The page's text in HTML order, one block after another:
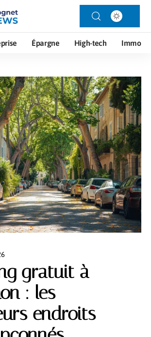
Épargne High-tech Immo
gratuit à
: les
endroits